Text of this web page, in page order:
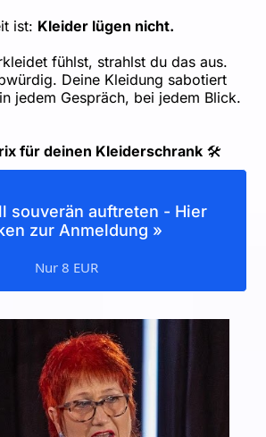
ist: Kleider lügen nicht.
fühlst, strahlst du das aus.
Deine Kleidung sabotiert
jedem Gespräch, bei jedem Blick.
für deinen Kleiderschrank 🛠️
souverän auftreten - Hier
zur Anmeldung »
Nur 8 EUR